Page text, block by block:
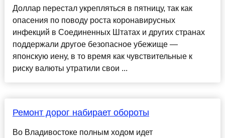
Доллар перестал укрепляться в пятницу, так как
опасения по поводу роста коронавирусных
инфекций в Соединенных Штатах и ​​других странах
поддержали другое безопасное убежище —
японскую иену, в то время как чувствительные к
риску валюты утратили свои ...
Ремонт дорог набирает обороты
Во Владивостоке полным ходом идет